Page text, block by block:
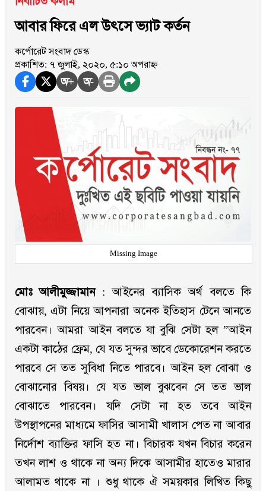
আবার ফিরে এল উৎসে ভ্যাট কর্তন
কর্পোরেট সংবাদ ডেস্ক
প্রকাশিত: ৭ জুলাই, ২০২০, ৫:১০ অপরাহ্ন
অ+ অ-
Missing Image
মোঃ আলীমুজ্জামান: আইনের ব্যাসিক অর্থ বলতে কি
বোঝায়, এটা নিয়ে আপনারা অনেক ইতিহাস টেনে আনতে
পারবেন। আমরা আইন বলতে যা বুঝি সেটা হল ”আইন
একটা কাঠের ফ্রেম, যে যত সুন্দর ভাবে ডেকোরেশন করতে
পারবে সে তত সুবিধা নিতে পারবে। আইন হল বোঝা ও
বোঝানোর বিষয়। যে যত ভাল বুঝবেন সে তত ভাল
বোঝাতে পারবেন। যদি সেটা না হত তবে আইন
উপস্থাপনের মাধ্যমে ফাসির আসামী খালাস পেত না আবার
নির্দোশ ব্যাক্তির ফাসি হত না। বিচারক যখন বিচার করেন
তখন লাশ ও থাকে না অন্য দিকে আসামীর হাতেও মারার
আলামত থাকে না । শুধু থাকে ঐ সময়কার লিখিত কিছু